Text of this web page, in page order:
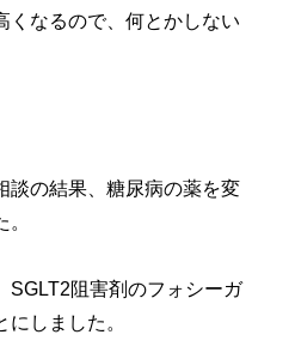
くなるので、何とかしない
談の結果、糖尿病の薬を変
SGLT2阻害剤のフォシーガ
しました。